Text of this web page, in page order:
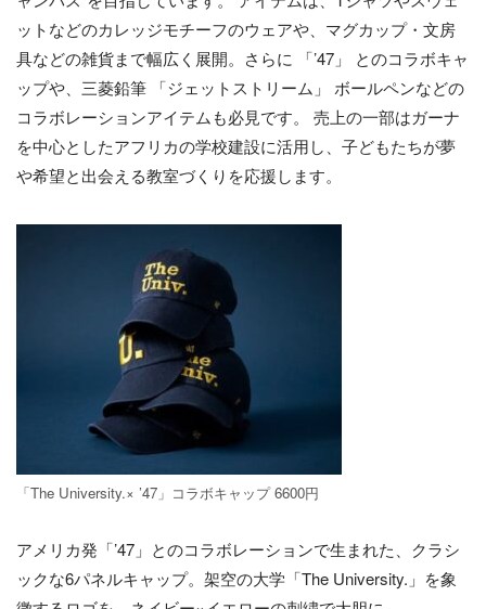
ットなどのカレッジモチーフのウェアや、マグカップ・文房
具などの雑貨まで幅広く展開。さらに 「’47」 とのコラボキャ
ップや、三菱鉛筆 「ジェットストリーム」 ボールペンなどの
コラボレーションアイテムも必見です。 売上の一部はガーナ
を中心としたアフリカの学校建設に活用し、子どもたちが夢
や希望と出会える教室づくりを応援します。
「The University.× ’47」コラボキャップ 6600円
アメリカ発「’47」とのコラボレーションで生まれた、クラシ
ックな6パネルキャップ。架空の大学「The University.」を象